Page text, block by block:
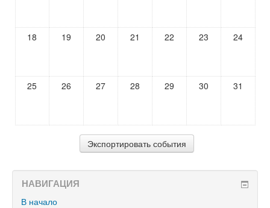
18 19 20 21 22 23 24
25 26 27 28 29 30 31
НАВИГАЦИЯ
В начало